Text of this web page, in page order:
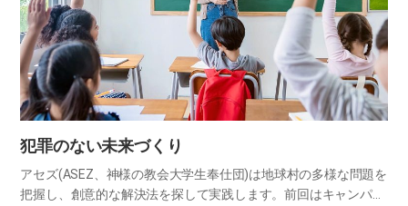
犯罪のない未来づくり
アセズ(ASEZ、神様の教会大学生奉仕団)は地球村の多様な問題を
把握し、創意的な解決法を探して実践します。前回はキャンパス